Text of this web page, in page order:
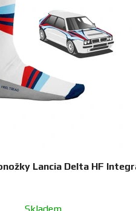
Lancia Delta HF